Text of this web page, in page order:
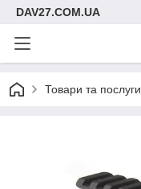
DAV27.COM.UA
Товари та послуги